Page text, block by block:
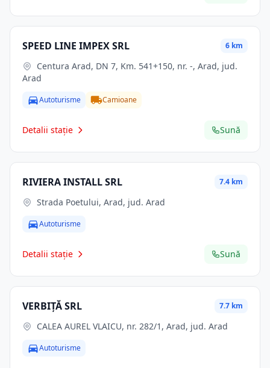
SPEED LINE IMPEX SRL 6 km
Arad
Autoturisme Camioane
Detalii stație Sună
RIVIERA INSTALL SRL 7.4 km
Strada Poetului, Arad, jud. Arad
Autoturisme
Detalii stație Sună
VERBIŢĂ SRL 7.7 km
CALEA AUREL VLAICU, nr. 282/1, Arad, jud. Arad
Autoturisme